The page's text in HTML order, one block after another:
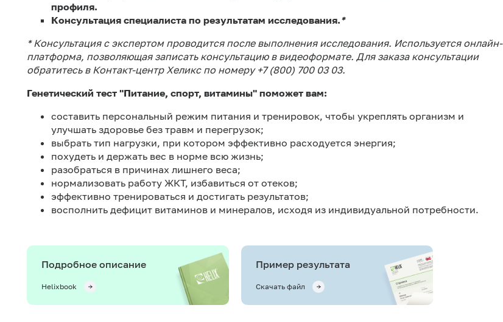
профиля.
Консультация специалиста по результатам исследования.*
* Консультация с экспертом проводится после выполнения исследования. Используется онлайн-
платформа, позволяющая записать консультацию в видеоформате. Для заказа консультации
обратитесь в Контакт-центр Хеликс по номеру +7 (800) 700 03 03.
Генетический тест "Питание, спорт, витамины" поможет вам:
составить персональный режим питания и тренировок, чтобы укреплять организм и
улучшать здоровье без травм и перегрузок;
выбрать тип нагрузки, при котором эффективно расходуется энергия;
похудеть и держать вес в норме всю жизнь;
разобраться в причинах лишнего веса;
нормализовать работу ЖКТ, избавиться от отеков;
эффективно тренироваться и достигать результатов;
восполнить дефицит витаминов и минералов, исходя из индивидуальной потребности.
Подробное описание
Helixbook
Пример результата
Скачать файл